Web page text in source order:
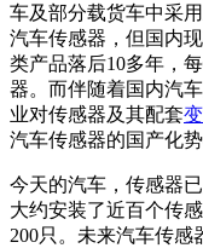
车及部分载货车中采
汽车传感器，但国内
类产品落后10多年，
器。而伴随着国内汽
业对传感器及其配套
汽车传感器的国产化势
今天的汽车，传感器
大约安装了近百个传
200只。未来汽车传